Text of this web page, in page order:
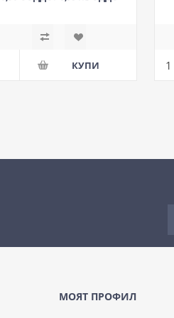
МОЯТ ПРОФИЛ